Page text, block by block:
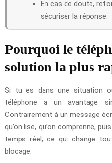
En cas de doute,
sécuriser la réponse.
Pourquoi le
solution la plus
Si tu es dans une situation
téléphone a un avantage
Contrairement à un message
qu’on lise, qu’on comprenne,
temps réel, ce qui change
blocage.